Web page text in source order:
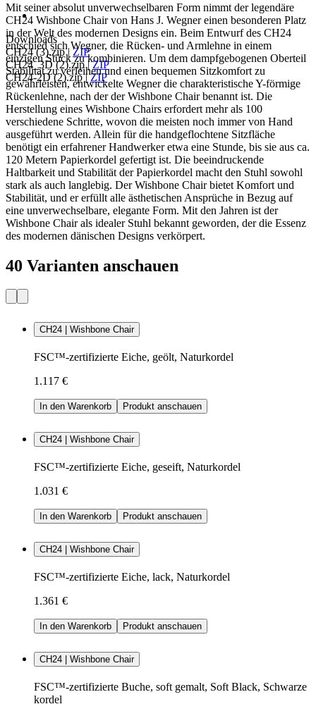
Downloads
CH24 (3).zip| ZIP
CH24_3D (2).zip|ZIP
CH24-2D (2).zip|ZIP
Mit seiner absolut unverwechselbaren Form nimmt der legendäre
CH24 Wishbone Chair von Hans J. Wegner einen besonderen Platz
in der Welt des modernen Designs ein. Beim Entwurf des CH24
entschied sich Wegner, die Rücken- und Armlehne in einem
einzigen Stück zu kombinieren. Um dem dampfgebogenen Oberteil
Stabilität zu verleihen und einen bequemen Sitzkomfort zu
gewährleisten, entwickelte Wegner die charakteristische Y-förmige
Rückenlehne, nach der der Wishbone Chair benannt ist. Die
Herstellung eines Wishbone Chairs erfordert mehr als 100
verschiedene Schritte, wovon die meisten noch immer von Hand
ausgeführt werden. Allein für die handgeflochtene Sitzfläche
benötigt ein erfahrener Handwerker etwa eine Stunde, bis sie aus ca.
120 Metern Papierkordel gefertigt ist. Die beeindruckende
Haltbarkeit und Stabilität der Papierkordel macht den Stuhl sowohl
stark als auch langlebig. Der Wishbone Chair bietet Komfort und
Stabilität, und er erfüllt alle ästhetischen Ansprüche in Bezug auf
eine unverwechselbare, elegante Form. Mit den Jahren ist der
Wishbone Chair als idealer Stuhl bekannt geworden, der die Essenz
des modernen dänischen Designs verkörpert.
40 Varianten anschauen
CH24 | Wishbone Chair
FSC™-zertifizierte Eiche, geölt, Naturkordel
1.117 €
In den Warenkorb Produkt anschauen
CH24 | Wishbone Chair
FSC™-zertifizierte Eiche, geseift, Naturkordel
1.031 €
In den Warenkorb Produkt anschauen
CH24 | Wishbone Chair
FSC™-zertifizierte Eiche, lack, Naturkordel
1.361 €
In den Warenkorb Produkt anschauen
CH24 | Wishbone Chair
FSC™-zertifizierte Buche, soft gemalt, Soft Black, Schwarze
kordel